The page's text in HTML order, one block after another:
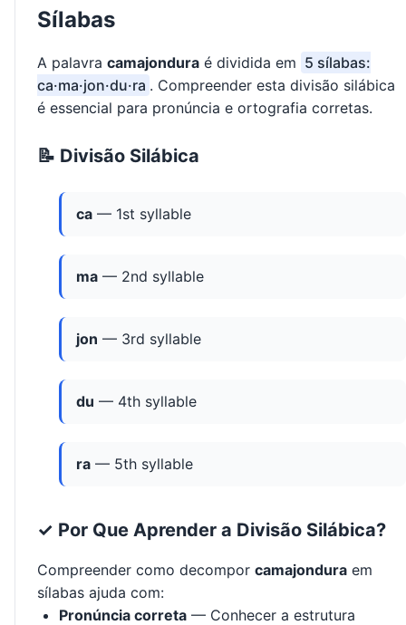
Sílabas
A palavra camajondura é dividida em 5 sílabas:
ca·ma·jon·du·ra . Compreender esta divisão silábica
é essencial para pronúncia e ortografia corretas.
📝 Divisão Silábica
ca — 1st syllable
ma — 2nd syllable
jon — 3rd syllable
du — 4th syllable
ra — 5th syllable
✓ Por Que Aprender a Divisão Silábica?
Compreender como decompor camajondura em
sílabas ajuda com:
Pronúncia correta — Conhecer a estrutura